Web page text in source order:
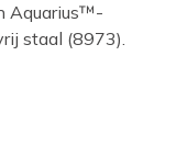
Aquarius™-
staal (8973).